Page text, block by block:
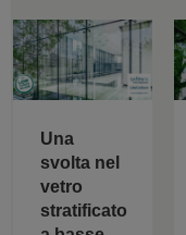
Una
svolta nel
vetro
stratificato